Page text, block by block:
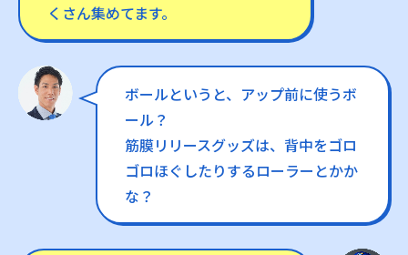
くさん集めてます。
ボールというと、アップ前に使うボ
ール？
筋膜リリースグッズは、背中をゴロ
ゴロほぐしたりするローラーとかか
な？